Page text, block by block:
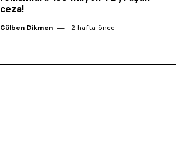
ceza!
Gülben Dikmen 2 hafta önce